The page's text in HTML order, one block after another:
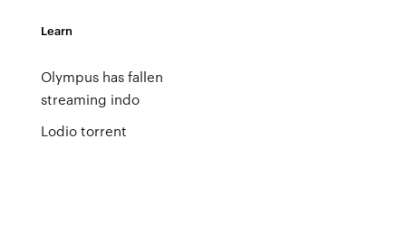
Learn
Olympus has fallen
streaming indo
Lodio torrent